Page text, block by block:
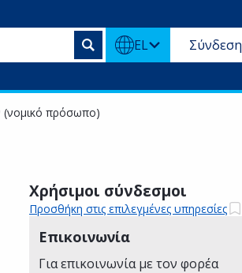
EL Σύνδεση
(νομικό πρόσωπο)
Χρήσιμοι σύνδεσμοι
Προσθήκη στις επιλεγμένες υπηρεσίες
Επικοινωνία
Για επικοινωνία με τον φορέα